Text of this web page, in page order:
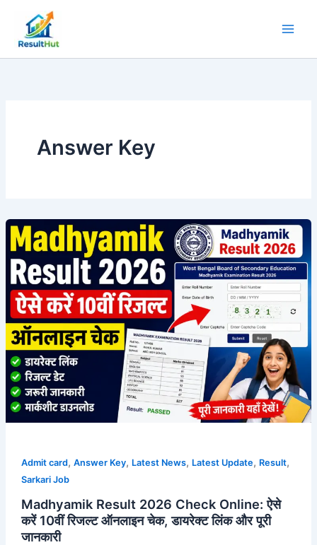
content
Answer Key
Admit card, Answer Key, Latest News, Latest Update, Result,
Sarkari Job
Madhyamik Result 2026 Check Online: ऐसे
करें 10वीं रिजल्ट ऑनलाइन चेक, डायरेक्ट लिंक और पूरी
जानकारी